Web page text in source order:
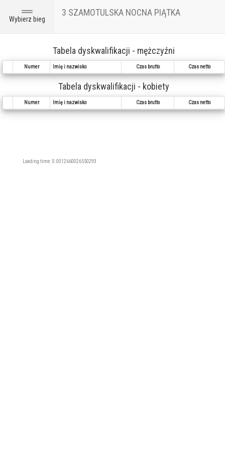
Toggle
navigation
Wybierz bieg
3 SZAMOTULSKA NOCNA PIĄTKA
Tabela dyskwalifikacji - mężczyźni
Numer Imię i nazwisko Czas brutto Czas netto
Tabela dyskwalifikacji - kobiety
Numer Imię i nazwisko Czas brutto Czas netto
Loading time: 0.0012660026550293